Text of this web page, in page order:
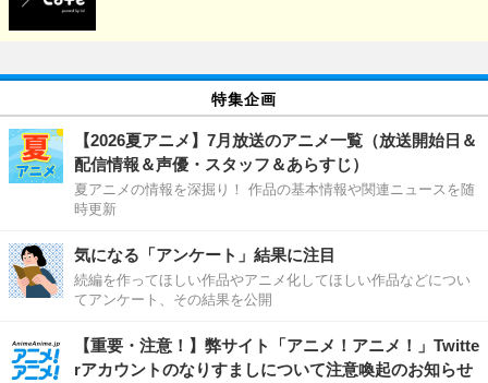
特集企画
【2026夏アニメ】7月放送のアニメ一覧（放送開始日＆
配信情報＆声優・スタッフ＆あらすじ）
夏アニメの情報を深掘り！ 作品の基本情報や関連ニュースを随
時更新
気になる「アンケート」結果に注目
続編を作ってほしい作品やアニメ化してほしい作品などについ
てアンケート、その結果を公開
【重要・注意！】弊サイト「アニメ！アニメ！」Twitte
rアカウントのなりすましについて注意喚起のお知らせ